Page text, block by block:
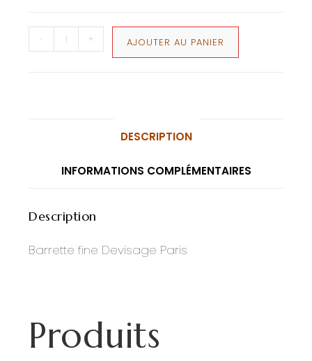
- + AJOUTER AU PANIER
DESCRIPTION
INFORMATIONS COMPLÉMENTAIRES
Description
Barrette fine Devisage Paris
Produits